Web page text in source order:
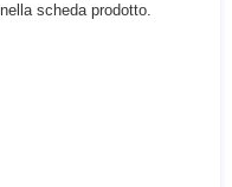
scheda prodotto.